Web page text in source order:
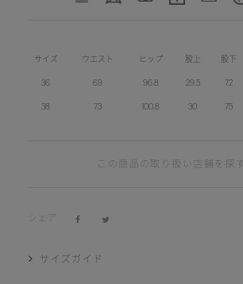
サイズ ウエスト ヒップ 股上 股下
36 69 96.8 29.5 72
38 73 100.8 30 75
この商品の取り扱い店舗を探す
シェア
サイズガイド